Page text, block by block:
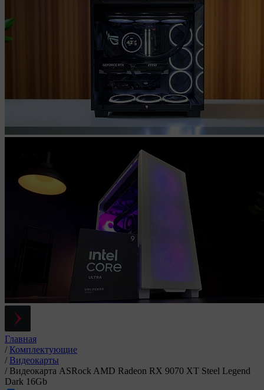
Главная
/ Комплектующие
/ Видеокарты
/ Видеокарта ASRock AMD Radeon RX 9070 XT Steel Legend
Dark 16Gb